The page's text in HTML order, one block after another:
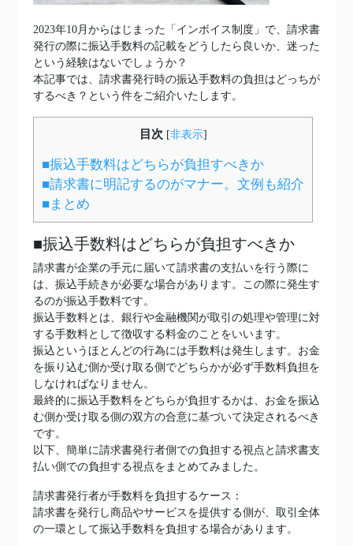
2023年10月からはじまった「インボイス制度」で、請求書
発行の際に振込手数料の記載をどうしたら良いか、迷った
という経験はないでしょうか？
本記事では、請求書発行時の振込手数料の負担はどっちが
するべき？という件をご紹介いたします。
目次 [非表示]
■振込手数料はどちらが負担すべきか
■請求書に明記するのがマナー。文例も紹介
■まとめ
■振込手数料はどちらが負担すべきか
請求書が企業の手元に届いて請求書の支払いを行う際に
は、振込手続きが必要な場合があります。この際に発生す
るのが振込手数料です。
振込手数料とは、銀行や金融機関が取引の処理や管理に対
する手数料として徴収する料金のことをいいます。
振込というほとんどの行為には手数料は発生します。お金
を振り込む側か受け取る側でどちらかが必ず手数料負担を
しなければなりません。
最終的に振込手数料をどちらが負担するかは、お金を振込
む側か受け取る側の双方の合意に基づいて決定されるべき
です。
以下、簡単に請求書発行者側での負担する視点と請求書支
払い側での負担する視点をまとめてみました。
請求書発行者が手数料を負担するケース：
請求書を発行し商品やサービスを提供する側が、取引全体
の一環として振込手数料を負担する場合があります。